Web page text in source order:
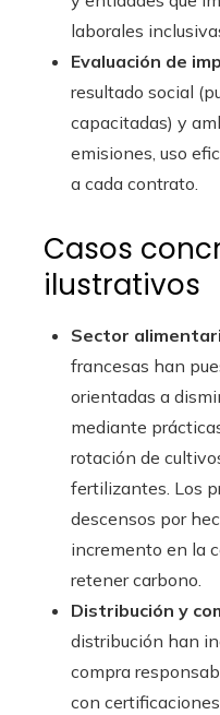
laborales
Evaluación de
resultado social
capacitadas) y
emisiones, uso
a cada contrato.
Casos
ilustrativos
Sector
francesas han
orientadas a
mediante
rotación de
fertilizantes. Los
descensos por
incremento en la
retener carbono.
Distribución y
distribución han
compra
con